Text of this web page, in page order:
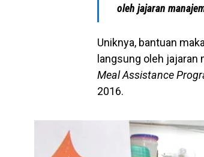
oleh jajaran
Uniknya, bantuan
langsung oleh
Meal Assistance
2016.